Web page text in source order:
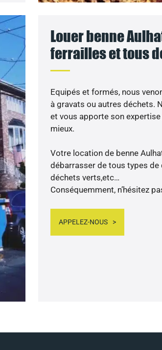
Louer benne
ferrailles et tous
Equipés et formés, nous
à gravats ou autres déchets.
et vous apporte son
mieux.
Votre location de benne
débarrasser de tous types de
déchets verts,etc…
Conséquemment, n’hésitez
APPELEZ-NOUS